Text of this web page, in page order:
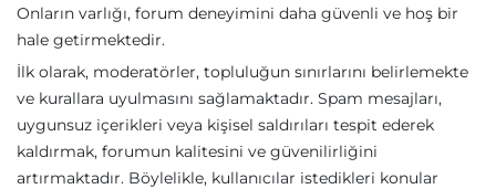
Onların varlığı, forum deneyimini daha güvenli ve hoş bir
hale getirmektedir.
İlk olarak, moderatörler, topluluğun sınırlarını belirlemekte
ve kurallara uyulmasını sağlamaktadır. Spam mesajları,
uygunsuz içerikleri veya kişisel saldırıları tespit ederek
kaldırmak, forumun kalitesini ve güvenilirliğini
artırmaktadır. Böylelikle, kullanıcılar istedikleri konular